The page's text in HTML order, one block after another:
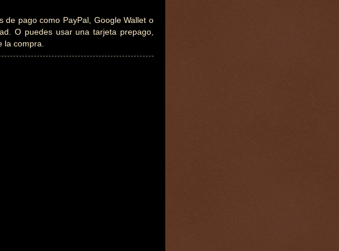
de pago como PayPal, Google Wallet o
O puedes usar una tarjeta prepago,
la compra.